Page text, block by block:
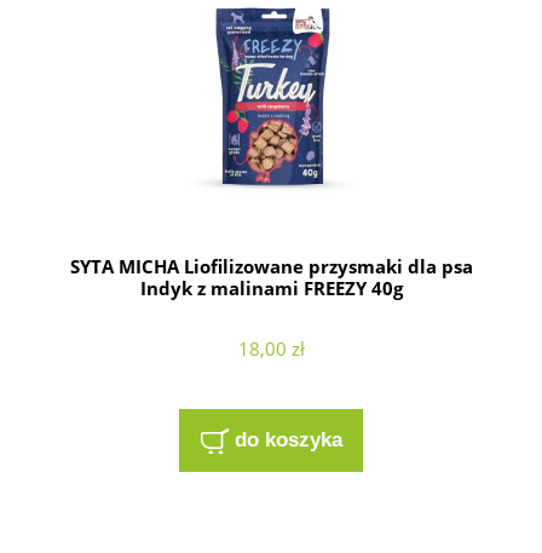
SYTA MICHA Liofilizowane przysmaki dla psa
Indyk z malinami FREEZY 40g
18,00 zł
do koszyka